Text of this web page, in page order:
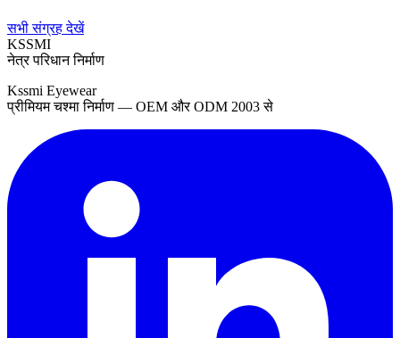
सभी संग्रह देखें
KSSMI
नेत्र परिधान निर्माण
Kssmi Eyewear
प्रीमियम चश्मा निर्माण — OEM और ODM 2003 से